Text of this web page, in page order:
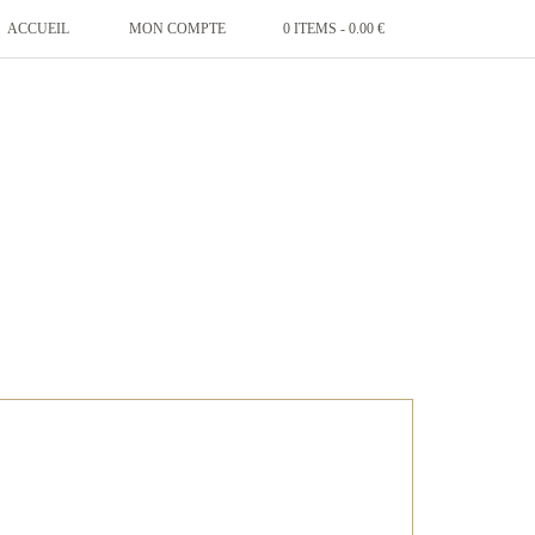
ACCUEIL MON COMPTE 0 ITEMS - 0.00 €